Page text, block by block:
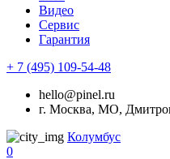
Видео
Сервис
Гарантия
+ 7 (495) 109-54-48
hello@pinel.ru
г. Москва, МО,
Колумбус
0